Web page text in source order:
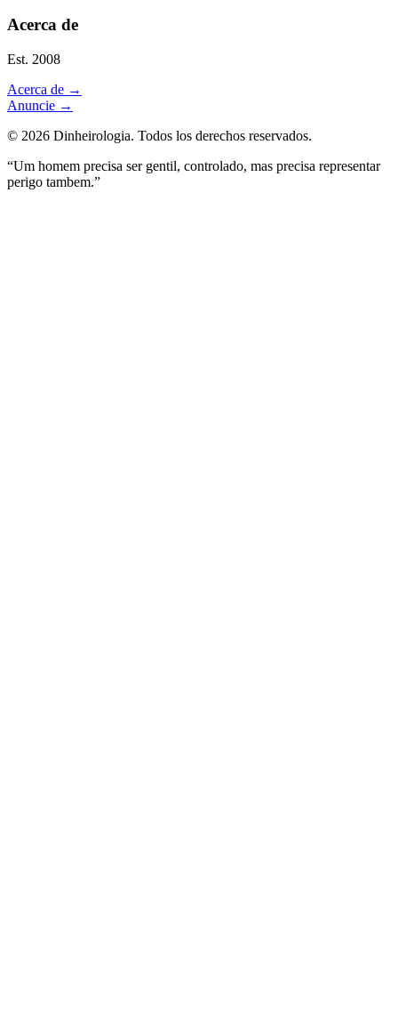
Acerca de
Est. 2008
Acerca de →
Anuncie →
© 2026 Dinheirologia. Todos los derechos reservados.
“Um homem precisa ser gentil, controlado, mas precisa representar
perigo tambem.”